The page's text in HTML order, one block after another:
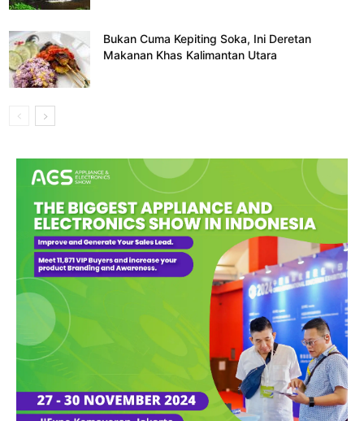
Bukan Cuma Kepiting Soka, Ini Deretan
Makanan Khas Kalimantan Utara